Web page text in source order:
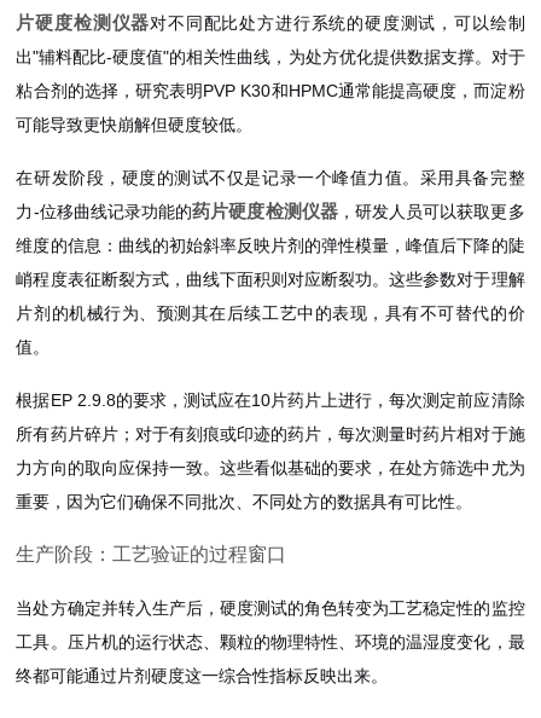
片硬度检测仪器对不同配比处方进行系统的硬度测试，可以绘制
出"辅料配比-硬度值"的相关性曲线，为处方优化提供数据支撑。对于
粘合剂的选择，研究表明PVP K30和HPMC通常能提高硬度，而淀粉
可能导致更快崩解但硬度较低。
在研发阶段，硬度的测试不仅是记录一个峰值力值。采用具备完整
力-位移曲线记录功能的药片硬度检测仪器，研发人员可以获取更多
维度的信息：曲线的初始斜率反映片剂的弹性模量，峰值后下降的陡
峭程度表征断裂方式，曲线下面积则对应断裂功。这些参数对于理解
片剂的机械行为、预测其在后续工艺中的表现，具有不可替代的价
值。
根据EP 2.9.8的要求，测试应在10片药片上进行，每次测定前应清除
所有药片碎片；对于有刻痕或印迹的药片，每次测量时药片相对于施
力方向的取向应保持一致。这些看似基础的要求，在处方筛选中尤为
重要，因为它们确保不同批次、不同处方的数据具有可比性。
生产阶段：工艺验证的过程窗口
当处方确定并转入生产后，硬度测试的角色转变为工艺稳定性的监控
工具。压片机的运行状态、颗粒的物理特性、环境的温湿度变化，最
终都可能通过片剂硬度这一综合性指标反映出来。